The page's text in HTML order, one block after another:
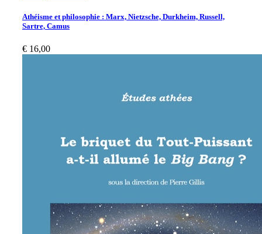
Athéisme et philosophie : Marx, Nietzsche, Durkheim, Russell,
Sartre, Camus
€ 16,00